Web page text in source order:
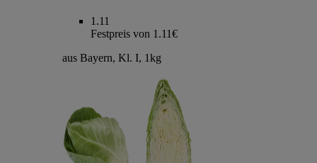
1.11
Festpreis von 1.11€
aus Bayern, Kl. I, 1kg